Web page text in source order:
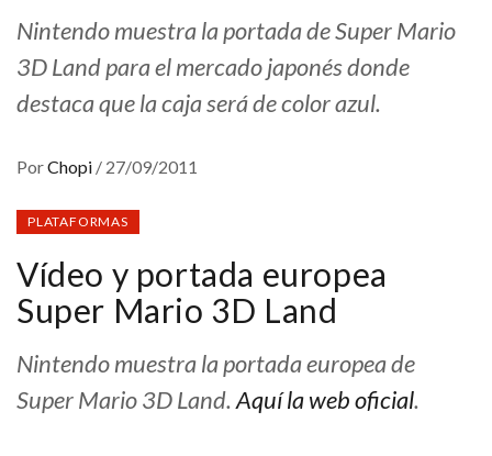
Nintendo muestra la portada de Super Mario
3D Land para el mercado japonés donde
destaca que la caja será de color azul.
PorChopi / 27/09/2011
PLATAFORMAS
Vídeo y portada europea
Super Mario 3D Land
Nintendo muestra la portada europea de
Super Mario 3D Land.Aquí la web oficial.